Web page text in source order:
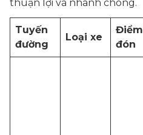
thuận lợi và nhanh chóng.
Tuyến
đường
Loại xe
Điểm
đón